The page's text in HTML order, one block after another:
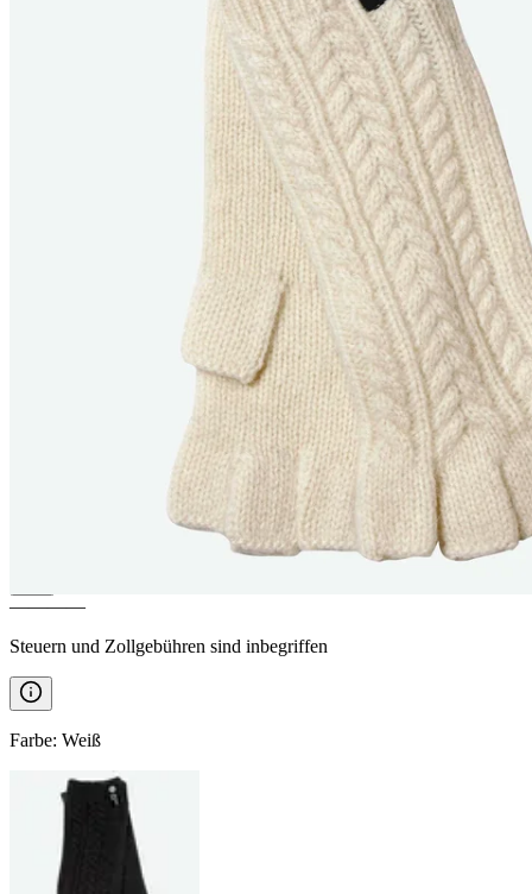
FINGERLOSE
HANDSCHUHE
————
Steuern und Zollgebühren sind inbegriffen
Farbe: Weiß